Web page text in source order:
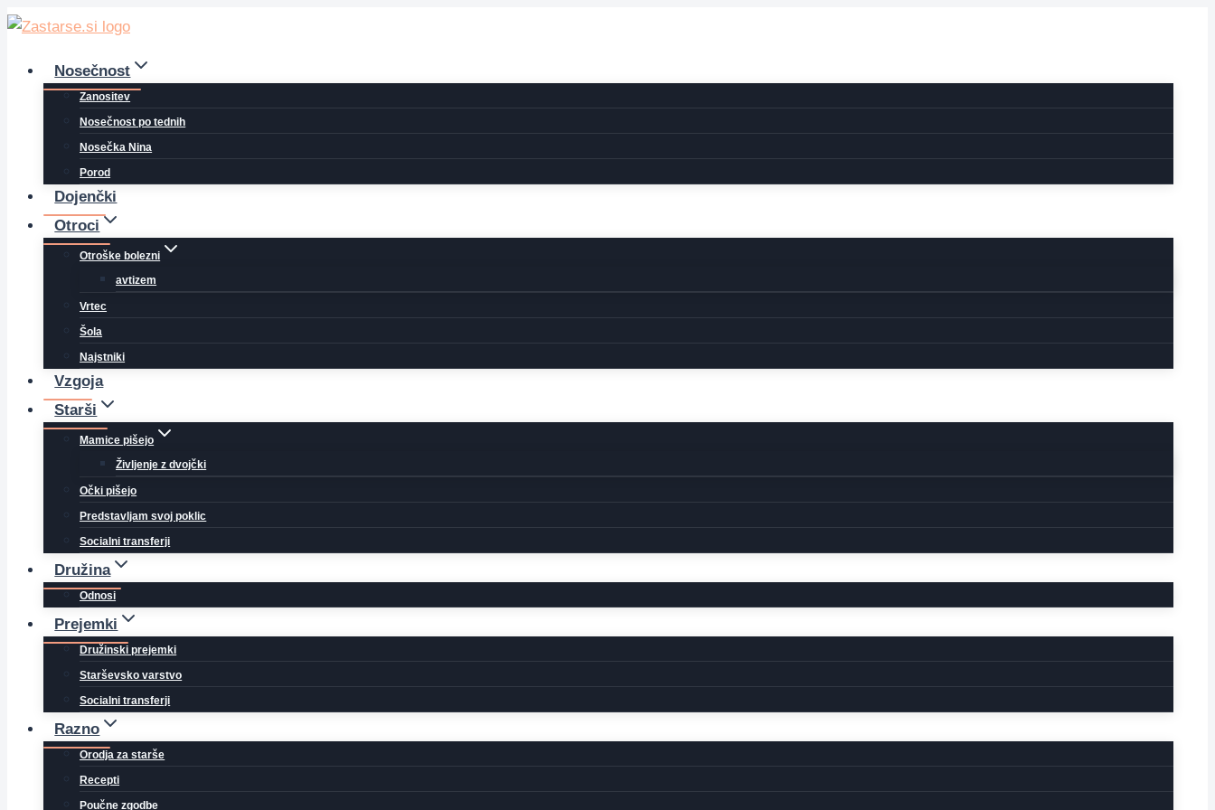
Skip
contentNosečnost
Zanositev
Nosečnost po tednih
Nosečka Nina
Porod
Dojenčki
Otroci
Otroške bolezni
avtizem
Vrtec
Šola
Najstniki
Vzgoja
Starši
Mamice pišejo
Življenje z dvojčki
Očki pišejo
Predstavljam svoj poklic
Socialni transferji
Družina
Odnosi
Prejemki
Družinski prejemki
Starševsko varstvo
Socialni transferji
Razno
Orodja za starše
Recepti
Poučne zgodbe